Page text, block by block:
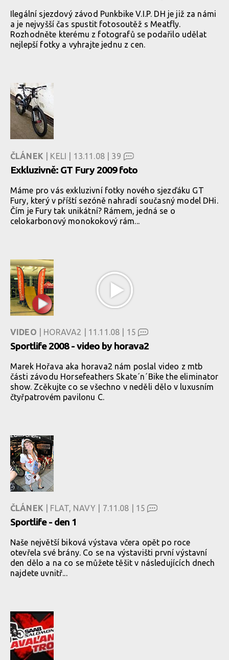
Ilegální sjezdový závod Punkbike V.I.P. DH je již za námi
a je nejvyšší čas spustit fotosoutěž s Meatfly.
Rozhodněte kterému z fotografů se podařilo udělat
nejlepší fotky a vyhrajte jednu z cen.
ČLÁNEK | KELI | 13.11.08 | 39
Exkluzivně: GT Fury 2009 foto
Máme pro vás exkluzivní fotky nového sjezďáku GT
Fury, který v příští sezóně nahradí současný model DHi.
Čím je Fury tak unikátní? Rámem, jedná se o
celokarbonový monokokový rám...
VIDEO | HORAVA2 | 11.11.08 | 15
Sportlife 2008 - video by horava2
Marek Hořava aka horava2 nám poslal video z mtb
části závodu Horsefeathers Skate´n´Bike the eliminator
show. Zcěkujte co se všechno v neděli dělo v luxusním
čtyřpatrovém pavilonu C.
ČLÁNEK | FLAT, NAVY | 7.11.08 | 15
Sportlife - den 1
Naše největší biková výstava včera opět po roce
otevřela své brány. Co se na výstavišti první výstavní
den dělo a na co se můžete těšit v následujících dnech
najdete uvnitř...